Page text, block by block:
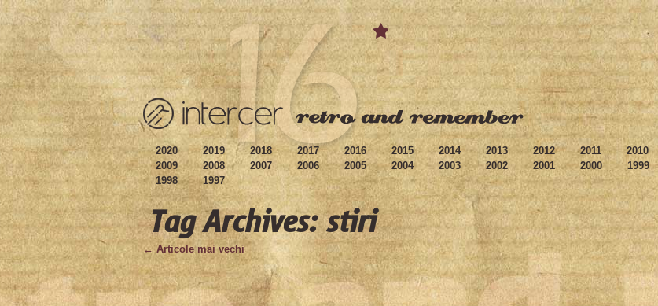
2020 2019 2018 2017 2016 2015 2014 2013 2012 2011
2010
2009
2008 2007 2006 2005 2004 2003 2002 2001 2000
1999
1998
1997
Tag Archives: stiri
← Articole mai vechi